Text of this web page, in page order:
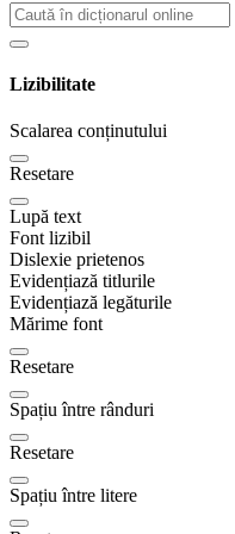
Lizibilitate
Scalarea conținutului
Resetare
Lupă text
Font lizibil
Dislexie prietenos
Evidențiază titlurile
Evidențiază legăturile
Mărime font
Resetare
Spațiu între rânduri
Resetare
Spațiu între litere